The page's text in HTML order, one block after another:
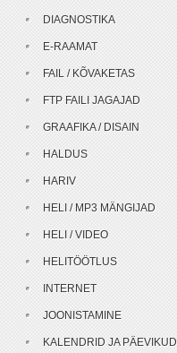
DIAGNOSTIKA
E-RAAMAT
FAIL / KÕVAKETAS
FTP FAILI JAGAJAD
GRAAFIKA / DISAIN
HALDUS
HARIV
HELI / MP3 MÄNGIJAD
HELI / VIDEO
HELITÖÖTLUS
INTERNET
JOONISTAMINE
KALENDRID JA PÄEVIKUD